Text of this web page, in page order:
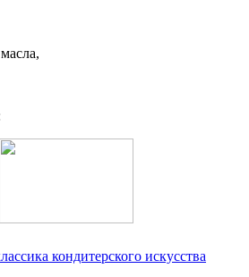
кондитерского искусства